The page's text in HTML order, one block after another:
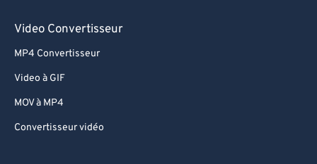
Video Convertisseur
MP4 Convertisseur
Video à GIF
MOV à MP4
Convertisseur vidéo